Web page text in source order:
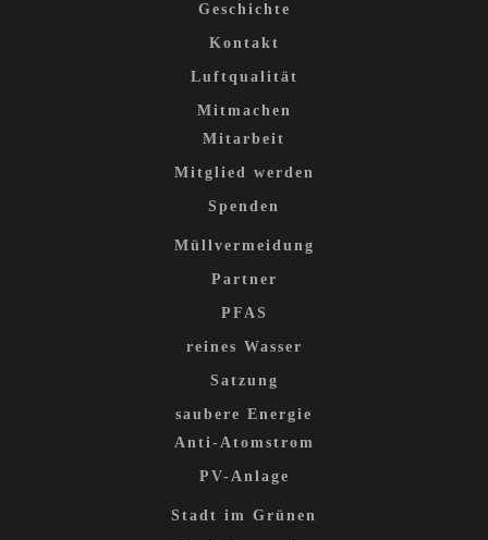
Geschichte
Kontakt
Luftqualität
Mitmachen
Mitarbeit
Mitglied werden
Spenden
Müllvermeidung
Partner
PFAS
reines Wasser
Satzung
saubere Energie
Anti-Atomstrom
PV-Anlage
Stadt im Grünen